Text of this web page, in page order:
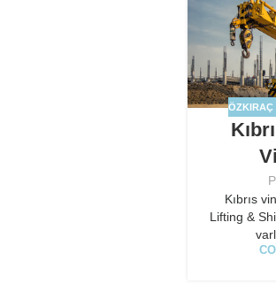
ÖZKIRAÇ
Kıbrıs
Lifting &